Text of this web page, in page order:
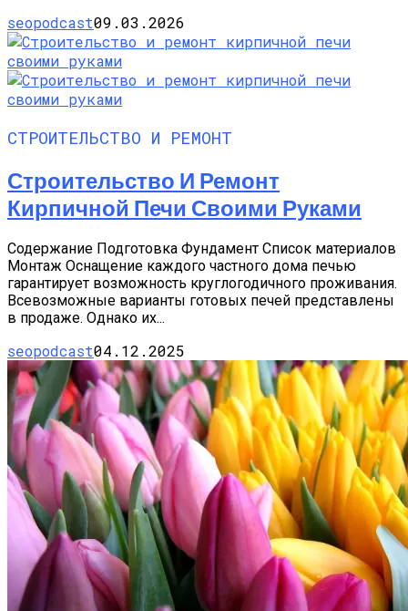
seopodcast09.03.2026
СТРОИТЕЛЬСТВО И РЕМОНТ
Строительство И Ремонт
Кирпичной Печи Своими Руками
Содержание Подготовка Фундамент Список материалов
Монтаж Оснащение каждого частного дома печью
гарантирует возможность круглогодичного проживания.
Всевозможные варианты готовых печей представлены
в продаже. Однако их...
seopodcast04.12.2025